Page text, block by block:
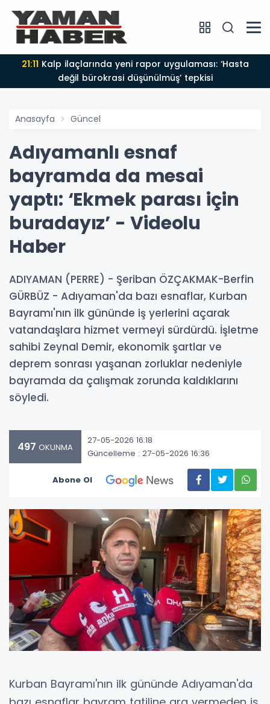
21:11
değil bürokrasi düşünülmüş’ tepkisi
Anasayfa Güncel
Adıyamanlı esnaf
bayramda da mesai
yaptı: ‘Ekmek parası için
buradayız’ - Videolu
Haber
ADIYAMAN (PERRE) - Şeriban ÖZÇAKMAK-Berfin
GÜRBÜZ - Adıyaman'da bazı esnaflar, Kurban
Bayramı'nın ilk gününde iş yerlerini açarak
vatandaşlara hizmet vermeyi sürdürdü. İşletme
sahibi Zeynal Demir, ekonomik şartlar ve
deprem sonrası yaşanan zorluklar nedeniyle
bayramda da çalışmak zorunda kaldıklarını
söyledi.
497 OKUNMA
27-05-2026 16:18
Güncelleme : 27-05-2026 16:36
Abone Ol
Kurban Bayramı'nın ilk gününde Adıyaman'da